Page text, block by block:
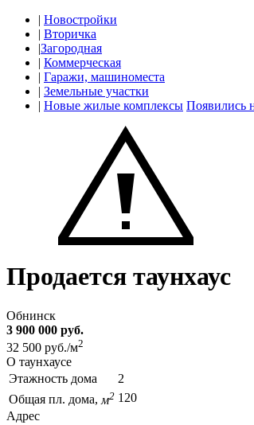
| Новостройки
| Вторичка
|Загородная
| Коммерческая
| Гаражи, машиноместа
| Земельные участки
| Новые жилые комплексы Появились
Продается таунхаус
Обнинск
3 900 000 руб.
32 500 руб./м2
О таунхаусе
Этажность дома
2
Общая пл. дома, м2 120
Адрес